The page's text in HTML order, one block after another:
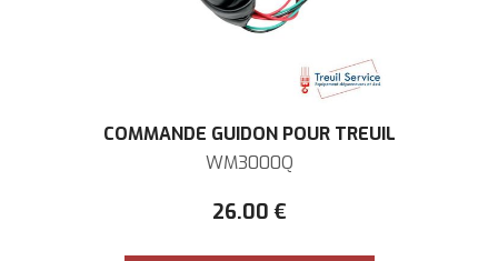
COMMANDE GUIDON POUR TREUIL
WM3000Q
26.00 €